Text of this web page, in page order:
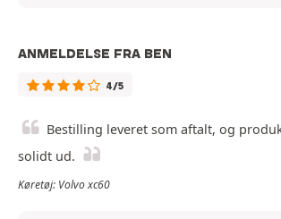
ANMELDELSE FRA BEN
4/5
Bestilling leveret som aftalt, og
solidt ud.
Køretøj: Volvo xc60